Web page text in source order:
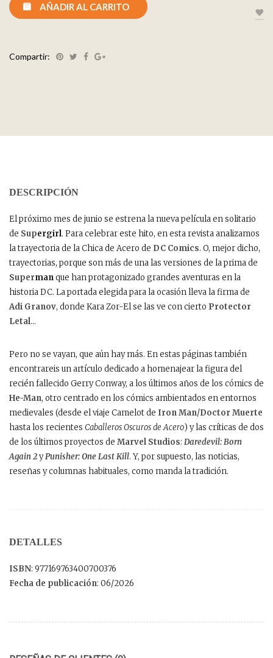
AÑADIR AL CARRITO
Compartir:
DESCRIPCIÓN
El próximo mes de junio se estrena la nueva película en solitario
de Supergirl. Para celebrar este hito, en esta revista analizamos
la trayectoria de la Chica de Acero de DC Comics. O, mejor dicho,
trayectorias, porque son más de una las versiones de la prima de
Supermanque han protagonizado grandes aventuras en la
historia DC. La portada elegida para la ocasión lleva la firma de
Adi Granov, donde Kara Zor-El se las ve con cierto Protector
Letal…
Pero no se vayan, que aún hay más. En estas páginas también
encontrareis un artículo dedicado a homenajear la figura del
recién fallecido Gerry Conway, a los últimos años de los cómics de
He-Man, otro centrado en los cómics ambientados en entornos
medievales (desde el viaje Camelot de Iron Man/Doctor Muerte
hasta los recientes Caballeros Oscuros de Acero) y las críticas de dos
de los últimos proyectos de Marvel Studios: Daredevil: Born
Again 2yPunisher: One Last Kill. Y, por supuesto, las noticias,
reseñas y columnas habituales, como manda la tradición.
DETALLES
ISBN: 977169763400700376
Fecha de publicación: 06/2026